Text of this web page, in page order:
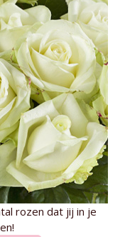
rozen dat jij in je